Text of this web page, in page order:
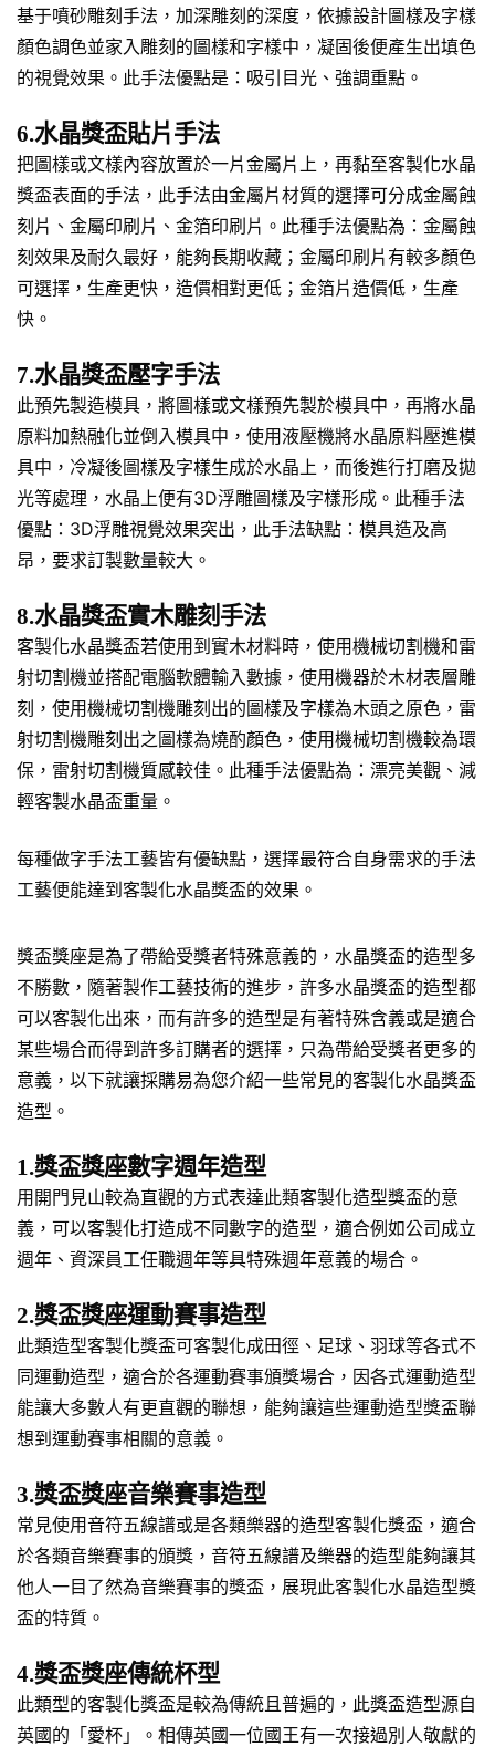
基于噴砂雕刻手法，加深雕刻的深度，依據設計圖樣及字樣
顏色調色並家入雕刻的圖樣和字樣中，凝固後便產生出填色
的視覺效果。此手法優點是：吸引目光、強調重點。
6.水晶獎盃貼片手法
把圖樣或文樣內容放置於一片金屬片上，再黏至客製化水晶
獎盃表面的手法，此手法由金屬片材質的選擇可分成金屬蝕
刻片、金屬印刷片、金箔印刷片。此種手法優點為：金屬蝕
刻效果及耐久最好，能夠長期收藏；金屬印刷片有較多顏色
可選擇，生產更快，造價相對更低；金箔片造價低，生產
快。
7.水晶獎盃壓字手法
此預先製造模具，將圖樣或文樣預先製於模具中，再將水晶
原料加熱融化並倒入模具中，使用液壓機將水晶原料壓進模
具中，冷凝後圖樣及字樣生成於水晶上，而後進行打磨及拋
光等處理，水晶上便有3D浮雕圖樣及字樣形成。此種手法
優點：3D浮雕視覺效果突出，此手法缺點：模具造及高
昂，要求訂製數量較大。
8.水晶獎盃實木雕刻手法
客製化水晶獎盃若使用到實木材料時，使用機械切割機和雷
射切割機並搭配電腦軟體輸入數據，使用機器於木材表層雕
刻，使用機械切割機雕刻出的圖樣及字樣為木頭之原色，雷
射切割機雕刻出之圖樣為燒酌顏色，使用機械切割機較為環
保，雷射切割機質感較佳。此種手法優點為：漂亮美觀、減
輕客製水晶盃重量。
每種做字手法工藝皆有優缺點，選擇最符合自身需求的手法
工藝便能達到客製化水晶獎盃的效果。
獎盃獎座是為了帶給受獎者特殊意義的，水晶獎盃的造型多
不勝數，隨著製作工藝技術的進步，許多水晶獎盃的造型都
可以客製化出來，而有許多的造型是有著特殊含義或是適合
某些場合而得到許多訂購者的選擇，只為帶給受獎者更多的
意義，以下就讓採購易為您介紹一些常見的客製化水晶獎盃
造型。
1.獎盃獎座數字週年造型
用開門見山較為直觀的方式表達此類客製化造型獎盃的意
義，可以客製化打造成不同數字的造型，適合例如公司成立
週年、資深員工任職週年等具特殊週年意義的場合。
2.獎盃獎座運動賽事造型
此類造型客製化獎盃可客製化成田徑、足球、羽球等各式不
同運動造型，適合於各運動賽事頒獎場合，因各式運動造型
能讓大多數人有更直觀的聯想，能夠讓這些運動造型獎盃聯
想到運動賽事相關的意義。
3.獎盃獎座音樂賽事造型
常見使用音符五線譜或是各類樂器的造型客製化獎盃，適合
於各類音樂賽事的頒獎，音符五線譜及樂器的造型能夠讓其
他人一目了然為音樂賽事的獎盃，展現此客製化水晶造型獎
盃的特質。
4.獎盃獎座傳統杯型
此類型的客製化獎盃是較為傳統且普遍的，此獎盃造型源自
英國的「愛杯」。相傳英國一位國王有一次接過別人敬獻的